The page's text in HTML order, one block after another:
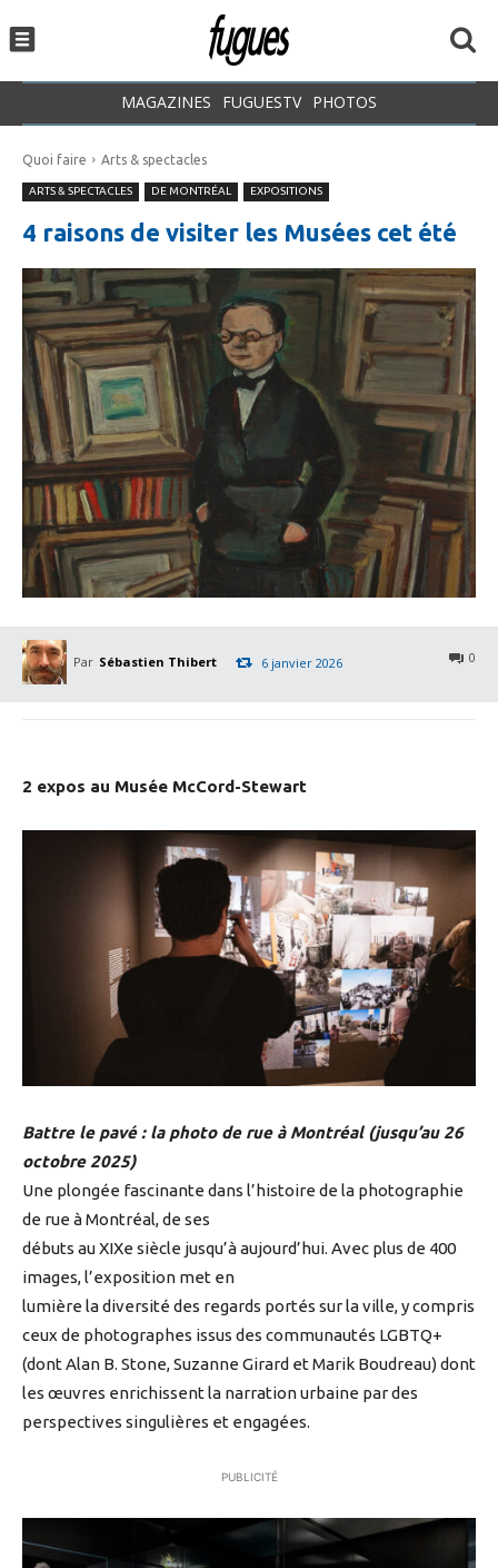
MAGAZINES FUGUESTV PHOTOS
Quoi faire Arts & spectacles
ARTS & SPECTACLES DE MONTRÉAL EXPOSITIONS
4 raisons de visiter les Musées cet été
Par Sébastien Thibert 0
6 janvier 2026
2 expos au Musée McCord-Stewart
Battre le pavé : la photo de rue à Montréal (jusqu’au 26
octobre 2025)
Une plongée fascinante dans l’histoire de la photographie
de rue à Montréal, de ses
débuts au XIXe siècle jusqu’à aujourd’hui. Avec plus de 400
images, l’exposition met en
lumière la diversité des regards portés sur la ville, y compris
ceux de photographes issus des communautés LGBTQ+
(dont Alan B. Stone, Suzanne Girard et Marik Boudreau) dont
les œuvres enrichissent la narration urbaine par des
perspectives singulières et engagées.
PUBLICITÉ